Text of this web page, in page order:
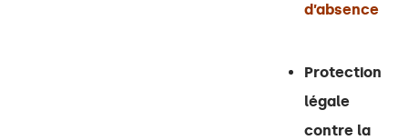
d’absence
Protection
légale
contre la